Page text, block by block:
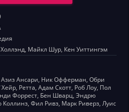
Майкл Шур, Кен Уиттингэм
Ансари, Ник Офферман, Обри
Ретта, Адам Скотт, Роб Лоу, Пол
Форрест, Бен Шварц, Эндрю
Фил Ривз, Марк Риверз, Луис